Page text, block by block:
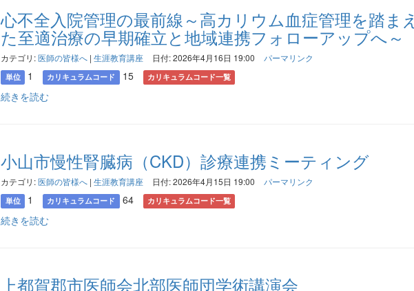
心不全入院管理の最前線～高カリウム血症管理を踏まえ
た至適治療の早期確立と地域連携フォローアップへ～
カテゴリ:医師の皆様へ |生涯教育講座 日付: 2026年4月16日 19:00 パーマリンク
単位 1 カリキュラムコード 15 カリキュラムコード一覧
続きを読む
小山市慢性腎臓病（CKD）診療連携ミーティング
カテゴリ:医師の皆様へ |生涯教育講座 日付: 2026年4月15日 19:00 パーマリンク
単位 1 カリキュラムコード 64 カリキュラムコード一覧
続きを読む
上都賀郡市医師会北部医師団学術講演会